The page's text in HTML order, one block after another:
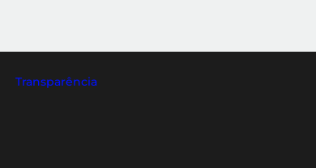
Transparência